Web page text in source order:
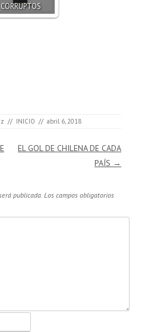
CORRUPTOS
// INICIO // abril 6, 2018
EL GOL DE CHILENA DE CADA
PAÍS →
publicada. Los campos obligatorios